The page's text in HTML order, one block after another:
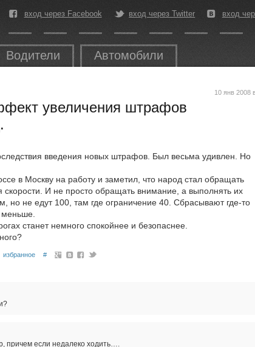
вход через Facebook вход через Twitter вход
Водители Автомобили
10 янв 2008
увеличения штрафов
введения новых штрафов. Был весьма удивлен. Но
в Москву на работу и заметил, что народ стал обращать
скорости. И не просто обращать внимание, а выполнять их
но не едут 100, там где ограничение 40. Сбрасывают где-то
станет немного спокойнее и безопаснее.
избранное #
причем если недалеко ходить….